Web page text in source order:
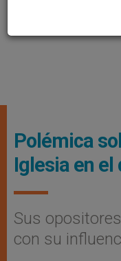
Polémica
Iglesia en
Sus
con su